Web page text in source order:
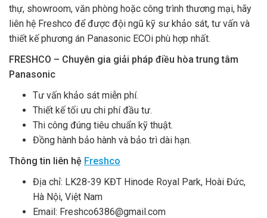
thự, showroom, văn phòng hoặc công trình thương mại, hãy
liên hệ Freshco để được đội ngũ kỹ sư khảo sát, tư vấn và
thiết kế phương án Panasonic ECOi phù hợp nhất.
FRESHCO – Chuyên gia giải pháp điều hòa trung tâm
Panasonic
Tư vấn khảo sát miễn phí.
Thiết kế tối ưu chi phí đầu tư.
Thi công đúng tiêu chuẩn kỹ thuật.
Đồng hành bảo hành và bảo trì dài hạn.
Thông tin liên hệ Freshco
Địa chỉ: LK28-39 KĐT Hinode Royal Park, Hoài Đức,
Hà Nội, Việt Nam
Email: Freshco6386@gmail.com